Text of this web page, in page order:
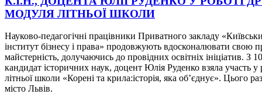
МОДУЛЯ ЛІТНЬОЇ ШКОЛИ
Науково-педагогічні працівники Приватного закладу
інститут бізнесу і права» продовжують вдосконалювати свою
майстерність, долучаючись до провідних освітніх ініціатив. З
кандидат історичних наук, доцент Юлія Руденко взяла участь у
літньої школи «Корені та крила:історія, яка об’єднує». Цього
місто Львів.